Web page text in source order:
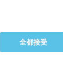
圆形尖头，直